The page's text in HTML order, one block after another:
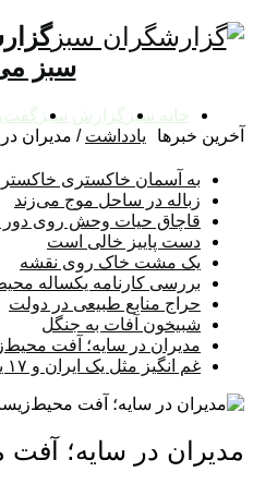
سبز
خانه سبز گزارش سبز
آخرین خبرها
به آسمان خاکستری
زباله در ساحل موج می‌زند
قاچاق حیات وحش روی دور
دست پاییز خالی است
یک مشت خاک روی نقشه
بررسی کارنامه یکساله
حراج منابع طبیعی در دولت
شبیخون آفات به جنگل
مدیران در سایه؛ آفت
غم انگیز مثل یک ایران و ۱۷ یوز
یادداشت / مدیران
مدیران در سایه؛